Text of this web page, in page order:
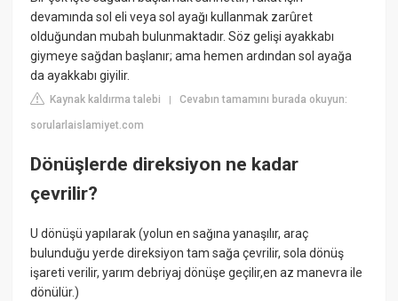
devamında sol eli veya sol ayağı kullanmak zarûret
olduğundan mubah bulunmaktadır. Söz gelişi ayakkabı
giymeye sağdan başlanır; ama hemen ardından sol ayağa
da ayakkabı giyilir.
Kaynak kaldırma talebi |Cevabın tamamını burada okuyun:
sorularlaislamiyet.com
Dönüşlerde direksiyon ne kadar
çevrilir?
U dönüşü yapılarak (yolun en sağına yanaşılır, araç
bulunduğu yerde direksiyon tam sağa çevrilir, sola dönüş
işareti verilir, yarım debriyaj dönüşe geçilir,en az manevra ile
dönülür.)